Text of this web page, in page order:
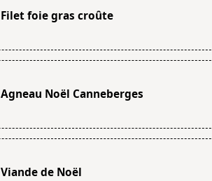
Filet foie gras croûte
Agneau Noël Canneberges
Viande de Noël